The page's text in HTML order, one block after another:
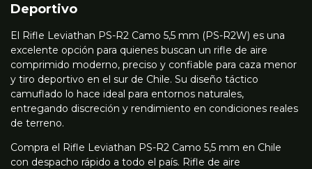
Deportivo
El Rifle Leviathan PS-R2 Camo 5,5 mm (PS-R2W) es una
excelente opción para quienes buscan un rifle de aire
comprimido moderno, preciso y confiable para caza menor
y tiro deportivo en el sur de Chile. Su diseño táctico
camuflado lo hace ideal para entornos naturales,
entregando discreción y rendimiento en condiciones reales
de terreno.
Compra el Rifle Leviathan PS-R2 Camo 5,5 mm en Chile
con despacho rápido a todo el país. Rifle de aire